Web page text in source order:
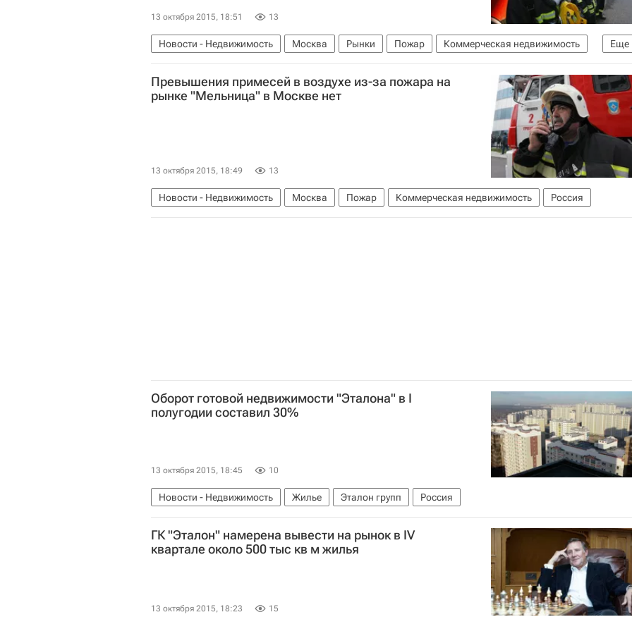
13 октября 2015, 18:51 13
Еще
Новости - Недвижимость Москва Рынки Пожар
Коммерческая недвижимость
Россия
Превышения примесей в воздухе из-за пожара на
рынке "Мельница" в Москве нет
13 октября 2015, 18:49 13
Новости - Недвижимость Москва Пожар Коммерческая недвижимость Россия
Оборот готовой недвижимости "Эталона" в I
полугодии составил 30%
13 октября 2015, 18:45 10
Новости - Недвижимость Жилье Эталон групп Россия
ГК "Эталон" намерена вывести на рынок в IV
квартале около 500 тыс кв м жилья
13 октября 2015, 18:23 15